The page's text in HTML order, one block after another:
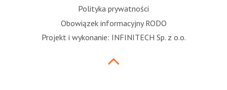
Polityka prywatności
Obowiązek informacyjny RODO
Projekt i wykonanie: INFINITECH Sp. z o.o.
Przewiń